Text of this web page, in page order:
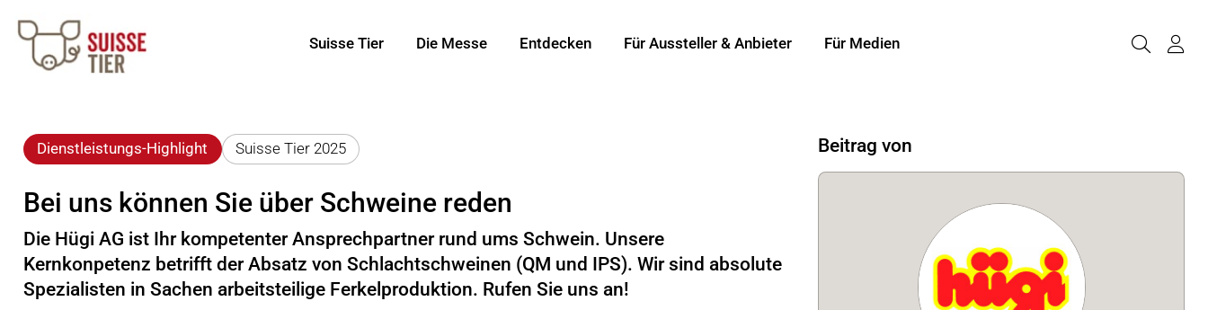
Suisse Tier Die Messe Entdecken Für Aussteller & Anbieter Für Medien
Dienstleistungs-Highlight Suisse Tier 2025
Bei uns können Sie über Schweine reden
Die Hügi AG ist Ihr kompetenter Ansprechpartner rund ums Schwein. Unsere
Kernkonpetenz betrifft der Absatz von Schlachtschweinen (QM und IPS). Wir sind absolute
Spezialisten in Sachen arbeitsteilige Ferkelproduktion. Rufen Sie uns an!
Beitrag von